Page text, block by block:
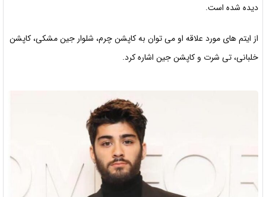
دیده شده است.
از ایتم های مورد علاقه او می توان به کاپشن چرم، شلوار جین مشکی، کاپشن
خلبانی، تی شرت و کاپشن جین اشاره کرد.